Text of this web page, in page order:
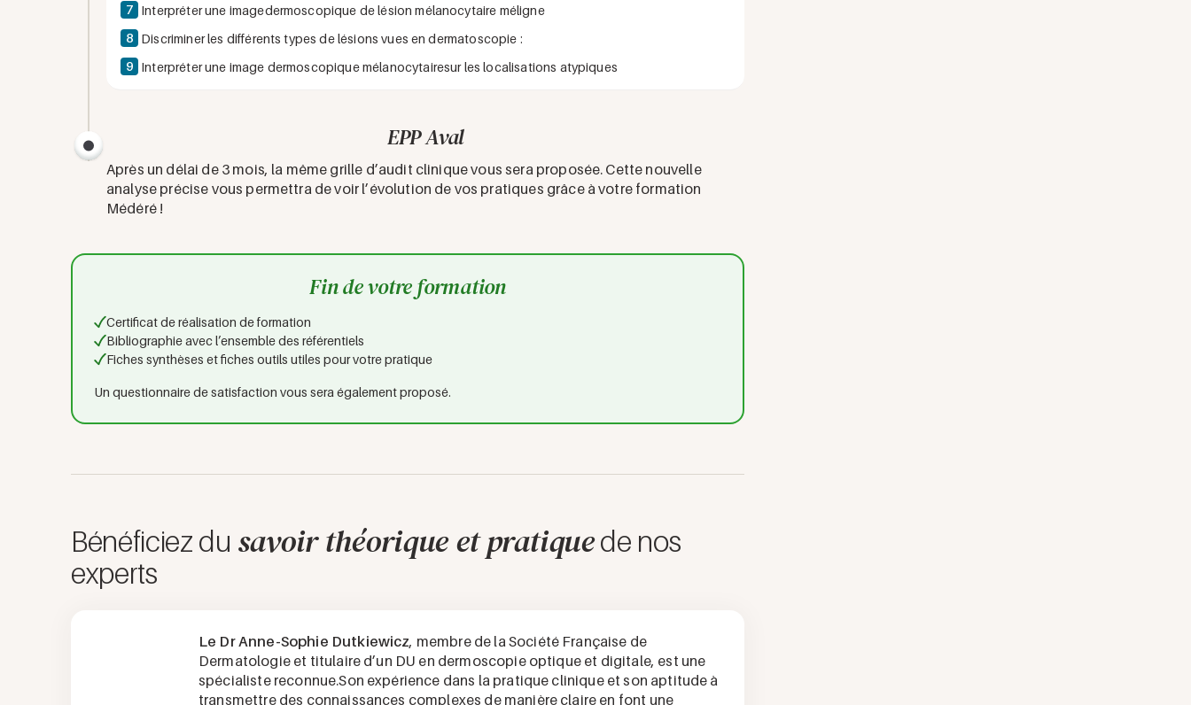
7 Interpréter une imagedermoscopique de lésion mélanocytaire méligne
8 Discriminer les différents types de lésions vues en dermatoscopie :
9 Interpréter une image dermoscopique mélanocytairesur les localisations atypiques
EPP Aval
Après un délai de 3 mois, la même grille d’audit clinique vous sera proposée. Cette nouvelle
analyse précise vous permettra de voir l’évolution de vos pratiques grâce à votre formation
Médéré !
Fin de votre formation
Certificat de réalisation de formation
Bibliographie avec l’ensemble des référentiels
Fiches synthèses et fiches outils utiles pour votre pratique
Un questionnaire de satisfaction vous sera également proposé.
Bénéficiez du savoir théorique et pratiquede nos
experts
Le Dr Anne-Sophie Dutkiewicz, membre de la Société Française de
Dermatologie et titulaire d’un DU en dermoscopie optique et digitale, est une
spécialiste reconnue.Son expérience dans la pratique clinique et son aptitude à
transmettre des connaissances complexes de manière claire en font une